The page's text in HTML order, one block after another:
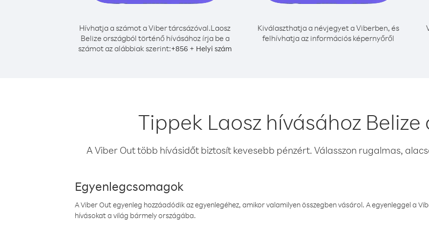
Hívhatja a számot a Viber tárcsázóval.Laosz
Belize országból történő hívásához írja be a
számot az alábbiak szerint:+856 + Helyi szám
Kiválaszthatja a névjegyet a Viberben, és
felhívhatja az információs képernyőről
Tippek Laosz hívásához
A Viber Out több hívásidőt biztosít kevesebb pénzért. Válasszon rugalmas,
Egyenlegcsomagok
A Viber Out egyenleg hozzáadódik az egyenlegéhez, amikor valamilyen összegben vásárol. A egyenleggel a
hívásokat a világ bármely országába.